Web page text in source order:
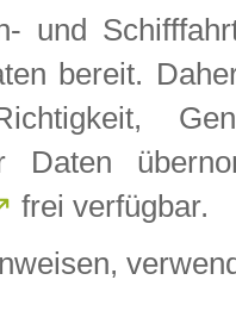
und
bereit.
Daten
frei verfügbar.